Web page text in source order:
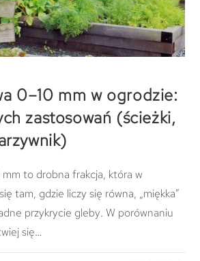
0–10 mm w ogrodzie:
zastosowań (ścieżki,
mm to drobna frakcja, która w
tam, gdzie liczy się równa, „miękka”
przykrycie gleby. W porównaniu
się…